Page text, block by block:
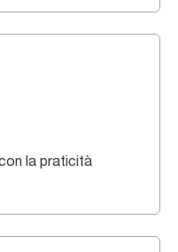
la praticità